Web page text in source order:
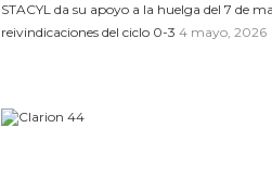
STACYL da su apoyo a la huelga del 7 de
reivindicaciones del ciclo 0-3 4 mayo, 2026